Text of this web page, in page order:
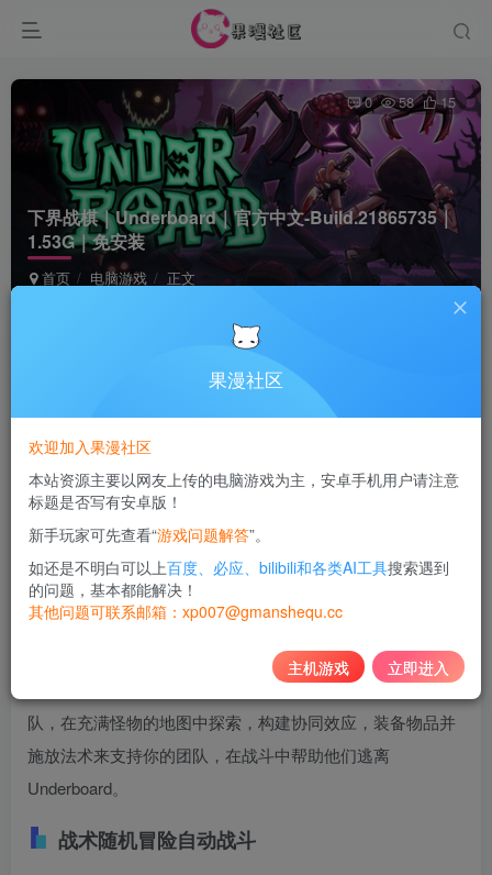
下界战棋｜Underboard｜官方中文-Build.21865735｜
1.53G｜免安装
首页 电脑游戏 正文
0 58 15
此内容为付费资源，请付费后查看
10
黄金会员免费
战术随机冒险自动战斗，兼具主动和被动玩法风格。组建团
队，在充满怪物的地图中探索，构建协同效应，装备物品并
施放法术来支持你的团队，在战斗中帮助他们逃离
Underboard。
战术随机冒险自动战斗
果漫社区
欢迎加入果漫社区
本站资源主要以网友上传的电脑游戏为主，安卓手机用户请注意
标题是否写有安卓版！
新手玩家可先查看“游戏问题解答”。
如还是不明白可以上百度、必应、bilibili和各类AI工具搜索遇到
的问题，基本都能解决！
其他问题可联系邮箱：xp007@gmanshequ.cc
主机游戏 立即进入